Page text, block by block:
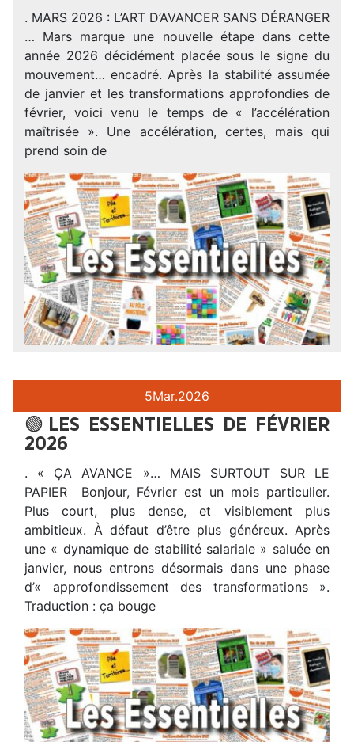
. MARS 2026 : L’ART D’AVANCER SANS DÉRANGER
… Mars marque une nouvelle étape dans cette
année 2026 décidément placée sous le signe du
mouvement… encadré. Après la stabilité assumée
de janvier et les transformations approfondies de
février, voici venu le temps de « l’accélération
maîtrisée ». Une accélération, certes, mais qui
prend soin de
5Mar.2026
🟢LES ESSENTIELLES DE FÉVRIER
2026
. « ÇA AVANCE »… MAIS SURTOUT SUR LE
PAPIER Bonjour, Février est un mois particulier.
Plus court, plus dense, et visiblement plus
ambitieux. À défaut d’être plus généreux. Après
une « dynamique de stabilité salariale » saluée en
janvier, nous entrons désormais dans une phase
d’« approfondissement des transformations ».
Traduction : ça bouge